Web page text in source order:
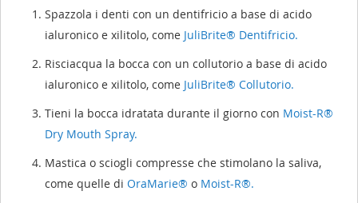
Spazzola i denti con un dentifricio a base di acido
ialuronico e xilitolo, come JuliBrite® Dentifricio.
Risciacqua la bocca con un collutorio a base di acido
ialuronico e xilitolo, come JuliBrite® Collutorio.
Tieni la bocca idratata durante il giorno con Moist-R®
Dry Mouth Spray.
Mastica o sciogli compresse che stimolano la saliva,
come quelle di OraMarie® o Moist-R®.